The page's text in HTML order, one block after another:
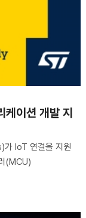
케이션 개발 지
IoT 연결을 지원
(MCU)